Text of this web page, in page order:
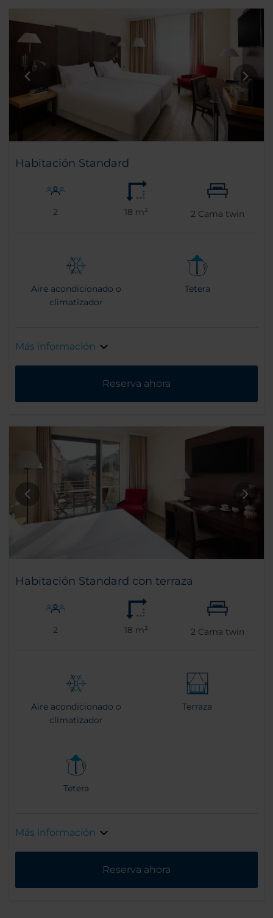
Habitación Standard
2 18 m² 2 Cama twin
Aire acondicionado o
climatizador
Tetera
Más información
Reserva ahora
Habitación Standard con terraza
2 18 m² 2 Cama twin
Aire acondicionado o
climatizador
Terraza
Tetera
Más información
Reserva ahora